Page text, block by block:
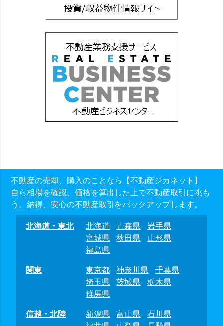
不動産の売却、購入のことなら【不動産ジカネット】
自ら相場を確認、価格を算出した上で不動産取引に挑も
う。納得、安心の不動産取引をバックアップします。
北海道・東北 北海道 青森県
岩手県
宮城県
秋田県
山形県
福島県
関東
東京都 神奈川県
千葉県
埼玉県
茨城県
栃木県
群馬県
信越・北陸
新潟県 富山県
石川県